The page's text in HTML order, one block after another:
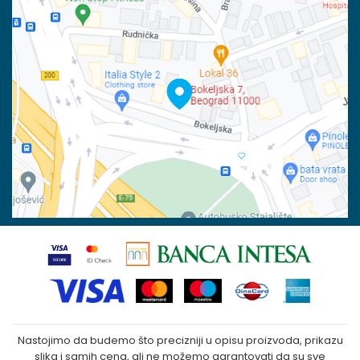
Račun
Banka Intesa 160-6000001244963-48
PIB:
100023031
Matični broj:
07790937
Isporuka
Pravo na odustajanje
Reklamacije
Povraćaj sredstava
Zamena veličine i zamena artikla za drugi
Kako kupiti
Nastojimo da budemo što precizniji u opisu proizvoda, prikazu
slika i samih cena, ali ne možemo garantovati da su sve